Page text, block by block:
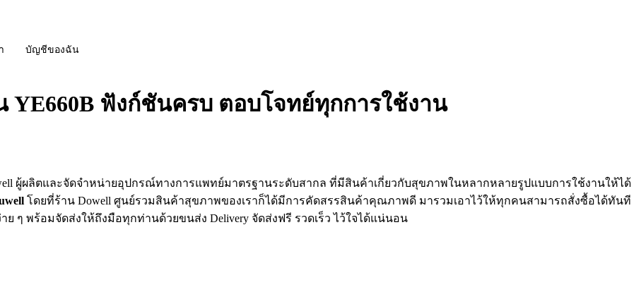
บัญชีของฉัน
YE660B ฟังก์ชันครบ ตอบโจทย์ทุกการใช้งาน
ผู้ผลิตและจัดจำหน่ายอุปกรณ์ทางการแพทย์มาตรฐานระดับสากล ที่มีสินค้าเกี่ยวกับสุขภาพในหลากหลายรูปแบบการใช้งานให้ได้
โดยที่ร้าน Dowell ศูนย์รวมสินค้าสุขภาพของเราก็ได้มีการคัดสรรสินค้าคุณภาพดี มารวมเอาไว้ให้ทุกคนสามารถสั่งซื้อได้ทันที
ๆ พร้อมจัดส่งให้ถึงมือทุกท่านด้วยขนส่ง Delivery จัดส่งฟรี รวดเร็ว ไว้ใจได้แน่นอน